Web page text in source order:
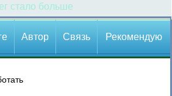
стало больше
Автор Cвязь Рекомендую